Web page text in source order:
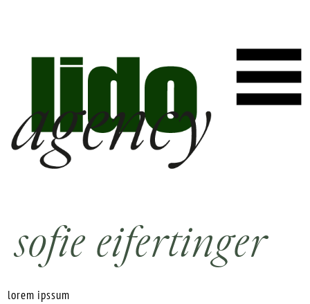
sofie eifertinger
lorem ipssum